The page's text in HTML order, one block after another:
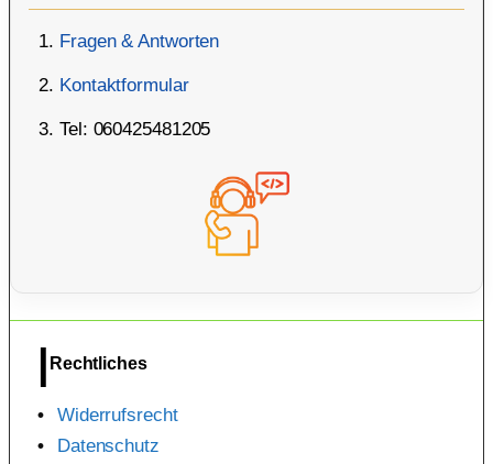
Fragen & Antworten
Kontaktformular
Tel: 060425481205
Rechtliches
Widerrufsrecht
Datenschutz